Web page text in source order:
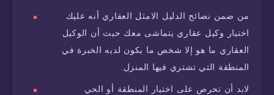
من ضمن نصائح الدليل الامثل العقاري أنه عليك
اختيار وكيل عقاري يتماشى معك حيث أن الوكيل
العقاري ما هو إلا شخص ما يكون لديه الخبرة في
المنطقة التي تشتري فيها المنزل.
لابد أن تحرص على اختيار المنطقة أو الحي